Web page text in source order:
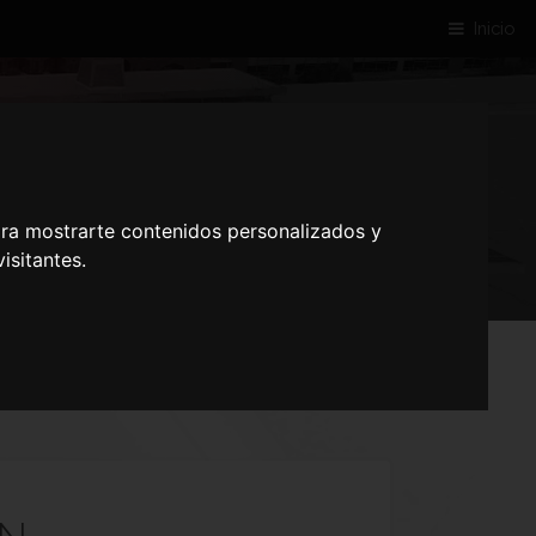
mostrarte contenidos personalizados y
Inicio